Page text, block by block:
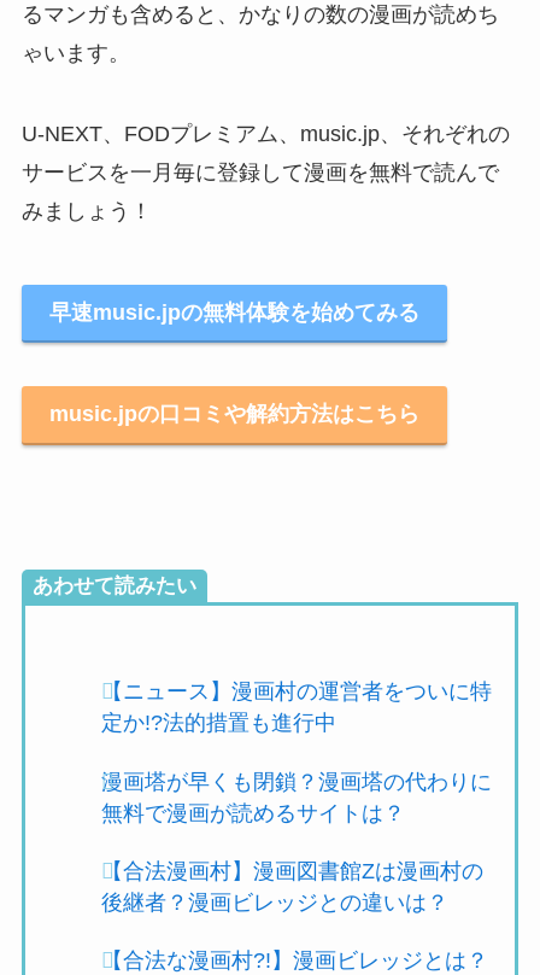
るマンガも含めると、かなりの数の漫画が読めち
ゃいます。
U-NEXT、FODプレミアム、music.jp、それぞれの
サービスを一月毎に登録して漫画を無料で読んで
みましょう！
早速music.jpの無料体験を始めてみる
music.jpの口コミや解約方法はこちら
あわせて読みたい
【ニュース】漫画村の運営者をついに特
定か!?法的措置も進行中
漫画塔が早くも閉鎖？漫画塔の代わりに
無料で漫画が読めるサイトは？
【合法漫画村】漫画図書館Zは漫画村の
後継者？漫画ビレッジとの違いは？
【合法な漫画村?!】漫画ビレッジとは？